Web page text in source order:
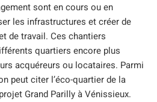
sont en cours ou en
les infrastructures et créer de
de travail. Ces chantiers
quartiers encore plus
acquéreurs ou locataires. Parmi
peut citer l’éco-quartier de la
Grand Parilly à Vénissieux.